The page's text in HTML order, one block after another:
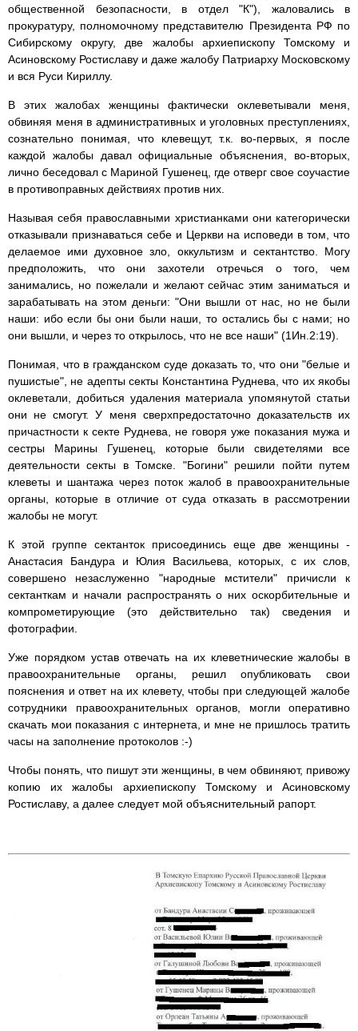
общественной безопасности, в отдел "К"), жаловались в
прокуратуру, полномочному представителю Президента РФ по
Сибирскому округу, две жалобы архиепископу Томскому и
Асиновскому Ростиславу и даже жалобу Патриарху Московскому
и вся Руси Кириллу.
В этих жалобах женщины фактически оклеветывали меня,
обвиняя меня в административных и уголовных преступлениях,
сознательно понимая, что клевещут, т.к. во-первых, я после
каждой жалобы давал официальные объяснения, во-вторых,
лично беседовал с Мариной Гушенец, где отверг свое соучастие
в противоправных действиях против них.
Называя себя православными христианками они категорически
отказывали признаваться себе и Церкви на исповеди в том, что
делаемое ими духовное зло, оккультизм и сектантство. Могу
предположить, что они захотели отречься о того, чем
занимались, но пожелали и желают сейчас этим заниматься и
зарабатывать на этом деньги: "Они вышли от нас, но не были
наши: ибо если бы они были наши, то остались бы с нами; но
они вышли, и через то открылось, что не все наши" (1Ин.2:19).
Понимая, что в гражданском суде доказать то, что они "белые и
пушистые", не адепты секты Константина Руднева, что их якобы
оклеветали, добиться удаления материала упомянутой статьи
они не смогут. У меня сверхпредостаточно доказательств их
причастности к секте Руднева, не говоря уже показания мужа и
сестры Марины Гушенец, которые были свидетелями все
деятельности секты в Томске. "Богини" решили пойти путем
клеветы и шантажа через поток жалоб в правоохранительные
органы, которые в отличие от суда отказать в рассмотрении
жалобы не могут.
К этой группе сектанток присоединись еще две женщины -
Анастасия Бандура и Юлия Васильева, которых, с их слов,
совершено незаслуженно "народные мстители" причисли к
сектанткам и начали распространять о них оскорбительные и
компрометирующие (это действительно так) сведения и
фотографии.
Уже порядком устав отвечать на их клеветнические жалобы в
правоохранительные органы, решил опубликовать свои
пояснения и ответ на их клевету, чтобы при следующей жалобе
сотрудники правоохранительных органов, могли оперативно
скачать мои показания с интернета, и мне не пришлось тратить
часы на заполнение протоколов :-)
Чтобы понять, что пишут эти женщины, в чем обвиняют, привожу
копию их жалобы архиепископу Томскому и Асиновскому
Ростиславу, а далее следует мой объяснительный рапорт.